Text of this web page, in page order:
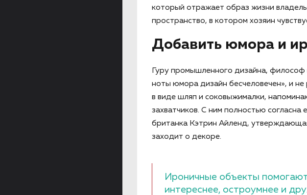
который отражает образ жизни
пространство, в котором хозяин
Добавить юмора и
Гуру промышленного дизайна,
ноты юмора дизайн бесчеловечен», и
в виде шляп и соковыжималки,
захватчиков. С ним полностью
британка Кэтрин Айленд,
заходит о декоре.
Ироничные объекты
интереснее, остроумнее и